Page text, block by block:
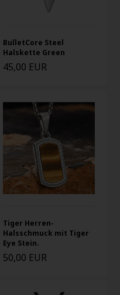
BulletCore Steel
Halskette Green
45,00 EUR
Tiger Herren-
Halsschmuck mit Tiger
Eye Stein.
50,00 EUR